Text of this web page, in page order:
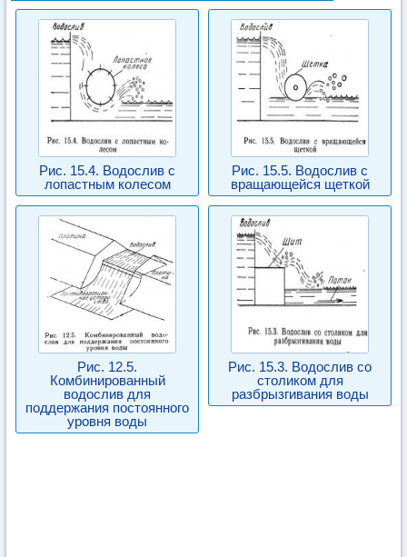
Рис. 15.4. Водослив с
лопастным колесом
Рис. 15.5. Водослив с
вращающейся щеткой
Рис. 12.5.
Комбинированный
водослив для
поддержания постоянного
уровня воды
Рис. 15.3. Водослив со
столиком для
разбрызгивания воды